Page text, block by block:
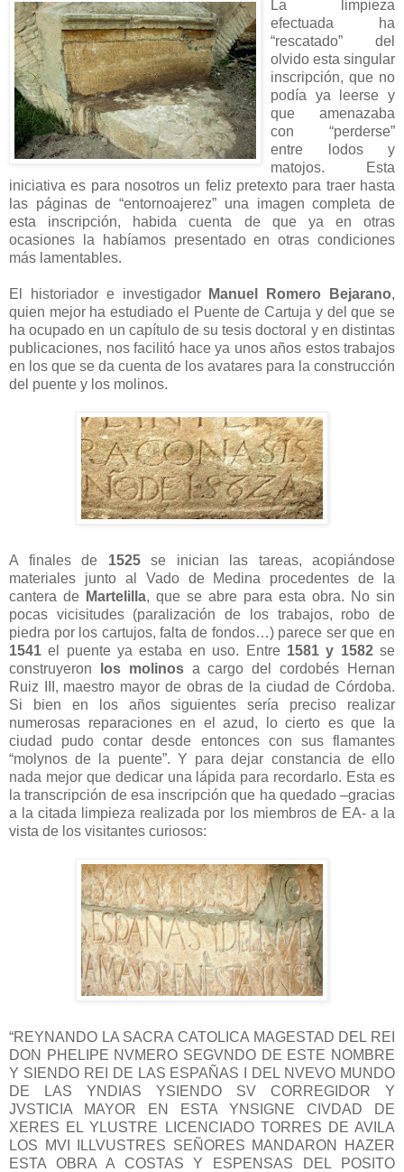
La limpieza
efectuada ha
“rescatado” del
olvido esta singular
inscripción, que no
podía ya leerse y
que amenazaba
con “perderse”
entre lodos y
matojos. Esta
iniciativa es para nosotros un feliz pretexto para traer hasta
las páginas de “entornoajerez” una imagen completa de
esta inscripción, habida cuenta de que ya en otras
ocasiones la habíamos presentado en otras condiciones
más lamentables.
El historiador e investigador Manuel Romero Bejarano,
quien mejor ha estudiado el Puente de Cartuja y del que se
ha ocupado en un capítulo de su tesis doctoral y en distintas
publicaciones, nos facilitó hace ya unos años estos trabajos
en los que se da cuenta de los avatares para la construcción
del puente y los molinos.
A finales de 1525se inician las tareas, acopiándose
materiales junto al Vado de Medina procedentes de la
cantera de Martelilla, que se abre para esta obra. No sin
pocas vicisitudes (paralización de los trabajos, robo de
piedra por los cartujos, falta de fondos…) parece ser que en
1541 el puente ya estaba en uso. Entre 1581 y 1582se
construyeron
los molinosa cargo del cordobés Hernan
Ruiz III, maestro mayor de obras de la ciudad de Córdoba.
Si bien en los años siguientes sería preciso realizar
numerosas reparaciones en el azud, lo cierto es que la
ciudad pudo contar desde entonces con sus flamantes
“molynos de la puente”. Y para dejar constancia de ello
nada mejor que dedicar una lápida para recordarlo. Esta es
la transcripción de esa inscripción que ha quedado –gracias
a la citada limpieza realizada por los miembros de EA- a la
vista de los visitantes curiosos:
“REYNANDO LA SACRA CATOLICA MAGESTAD DEL REI
DON PHELIPE NVMERO SEGVNDO DE ESTE NOMBRE
Y SIENDO REI DE LAS ESPAÑAS I DEL NVEVO MUNDO
DE LAS YNDIAS YSIENDO SV CORREGIDOR Y
JVSTICIA MAYOR EN ESTA YNSIGNE CIVDAD DE
XERES EL YLUSTRE LICENCIADO TORRES DE AVILA
LOS MVI ILLVUSTRES SEÑORES MANDARON HAZER
ESTA OBRA A COSTAS Y ESPENSAS DEL POSITO